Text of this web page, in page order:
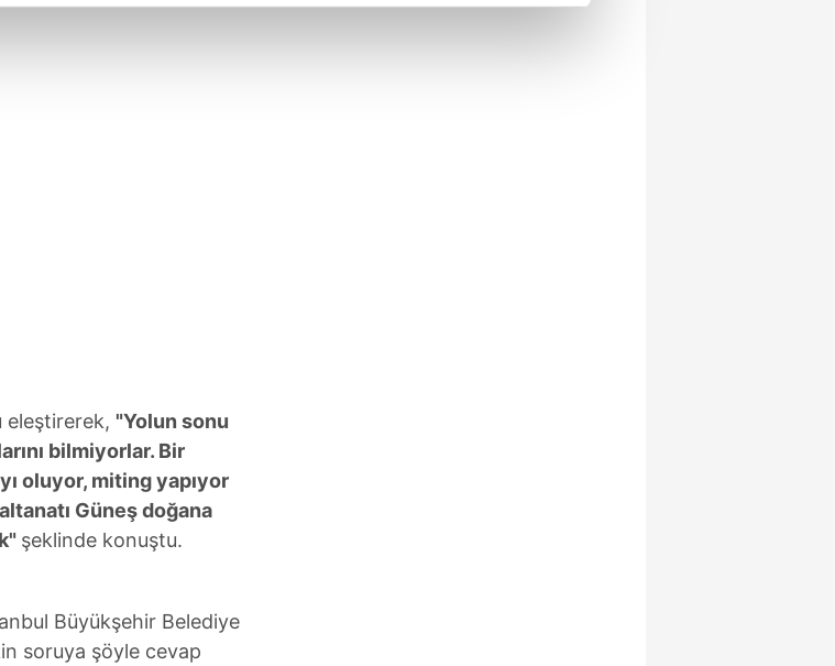
eleştirerek, "Yolun sonu
bilmiyorlar. Bir
oluyor, miting yapıyor
Güneş doğana
şeklinde konuştu.
Büyükşehir Belediye
soruya şöyle cevap